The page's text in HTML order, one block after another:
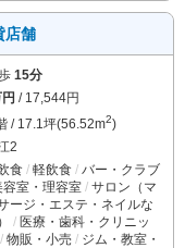
店舗
15分
/ 17,544円
/ 17.1坪(56.52m2)
2
食 軽飲食
バー・クラブ
容室・理容室
サロン（マ
ージ・エステ・ネイルな
医療・歯科・クリニッ
物販・小売
ジム・教室・